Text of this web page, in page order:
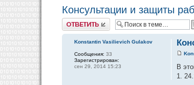
Консультации и защиты
Ответить
В
1.
Konstantin Vasilievich Gulakov
Сообщения: 33
Зарегистрирован:
сен 29, 2014 15:23